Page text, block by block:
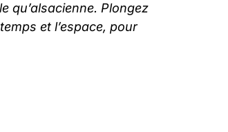
qu’alsacienne. Plongez
et l’espace, pour